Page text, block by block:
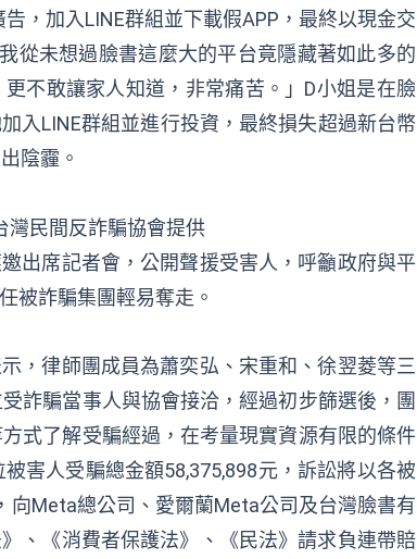
，加入LINE群組並下載假APP，最終以現金交
從未想過臉書這麼大的平台竟隱藏著如此多的
不敢讓家人知道，非常痛苦。」D小姐是在臉
入LINE群組並進行投資，最終損失超過新台幣
陰霾。
灣民間反詐騙協會提供
出席記者會，公開聲援受害人，呼籲政府與平
被詐騙集團輕易奪走。
，律師團成員為蕭奕弘、宋重和、徐翌菱等三
詐騙當事人與協會接洽，經過初步篩選後，團
式了解受騙經過，在考量現實資源有限的條件
害人受騙總金額58,375,898元，訴訟將以各被
向Meta總公司、愛爾蘭Meta公司及台灣臉書有
、《消費者保護法》、《民法》請求負連帶賠